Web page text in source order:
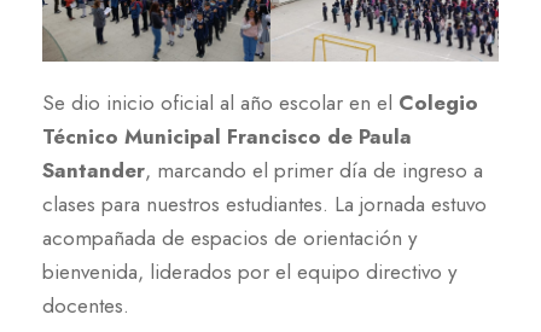
Se dio inicio oficial al año escolar en el Colegio
Técnico Municipal Francisco de Paula
Santander, marcando el primer día de ingreso a
clases para nuestros estudiantes. La jornada estuvo
acompañada de espacios de orientación y
bienvenida, liderados por el equipo directivo y
docentes.